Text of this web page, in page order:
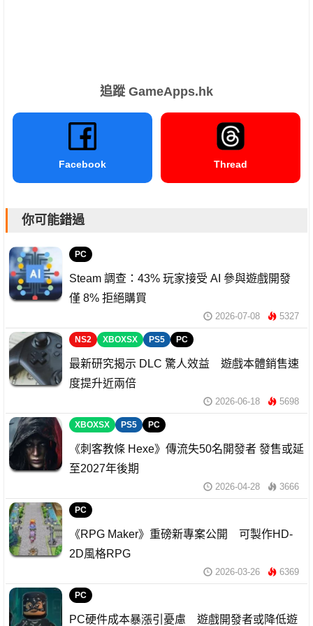
追蹤 GameApps.hk
Facebook Thread
你可能錯過
PC
Steam 調查：43% 玩家接受 AI 參與遊戲開發
僅 8% 拒絕購買
2026-07-08 5327
NS2 XBOXSX PS5 PC
最新研究揭示 DLC 驚人效益 遊戲本體銷售速
度提升近兩倍
2026-06-18 5698
XBOXSX PS5 PC
《刺客教條 Hexe》傳流失50名開發者 發售或延
至2027年後期
2026-04-28 3666
PC
《RPG Maker》重磅新專案公開 可製作HD-
2D風格RPG
2026-03-26 6369
PC
PC硬件成本暴漲引憂慮 遊戲開發者或降低遊